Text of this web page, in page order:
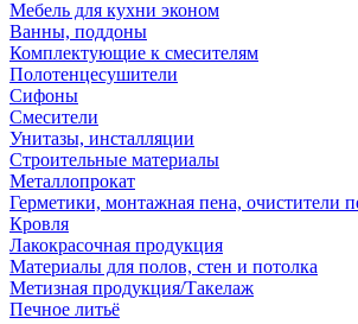
Мебель для кухни эконом
Ванны, поддоны
Комплектующие к смесителям
Полотенцесушители
Сифоны
Смесители
Унитазы, инсталляции
Строительные материалы
Металлопрокат
Герметики, монтажная пена, очистители
Кровля
Лакокрасочная продукция
Материалы для полов, стен и потолка
Метизная продукция/Такелаж
Печное литьё